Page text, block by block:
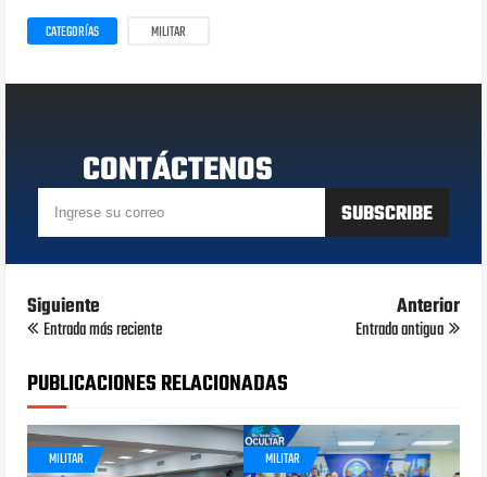
CATEGORÍAS MILITAR
CONTÁCTENOS
Siguiente
Entrada más reciente
Anterior
Entrada antigua
PUBLICACIONES RELACIONADAS
MILITAR MILITAR